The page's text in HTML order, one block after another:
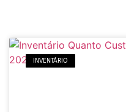
INVENTÁRIO